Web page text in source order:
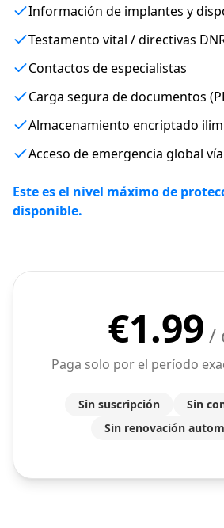
Información de implantes y
Testamento vital / directivas
Contactos de especialistas
Carga segura de documentos
Almacenamiento encriptado
Acceso de emergencia global vía
Este es el nivel máximo de
disponible.
€1.99 /
Paga solo por el período
Sin suscripción
Sin
Sin renovación